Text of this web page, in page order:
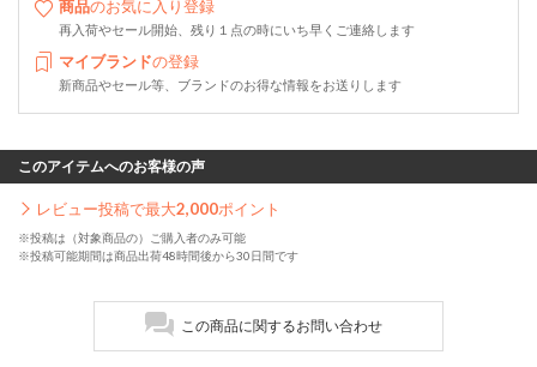
商品のお気に入り登録
再入荷やセール開始、残り１点の時にいち早くご連絡します
マイブランドの登録
新商品やセール等、ブランドのお得な情報をお送りします
このアイテムへのお客様の声
レビュー投稿で最大2,000ポイント
※投稿は（対象商品の）ご購入者のみ可能
※投稿可能期間は商品出荷48時間後から30日間です
この商品に関するお問い合わせ